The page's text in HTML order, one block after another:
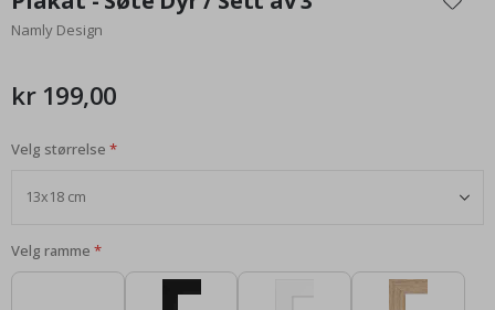
begynnelsen
av
Namly Design
kr 199,00
Velg størrelse
Velg ramme